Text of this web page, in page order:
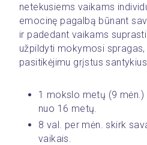
netekusiems vaikams
emocinę pagalbą būnant
ir padedant vaikams
užpildyti mokymosi
pasitikėjimu grįstus
1 mokslo metų (9
nuo 16 metų.
8 val. per mėn. skirk
vaikais.